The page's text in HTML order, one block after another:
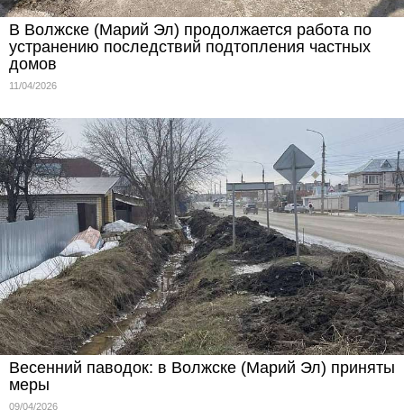
В Волжске (Марий Эл) продолжается работа по
устранению последствий подтопления частных
домов
11/04/2026
Весенний паводок: в Волжске (Марий Эл) приняты
меры
09/04/2026